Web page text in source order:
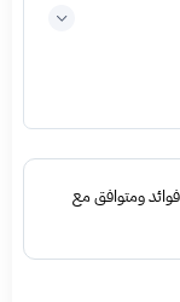
ومتوافق مع